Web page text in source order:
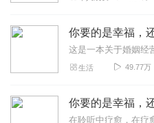
你要的是幸福，
生活 49.77万
你要的是幸福，
在聆听中疗愈，在疗